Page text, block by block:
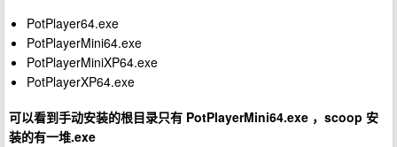
PotPlayer64.exe
PotPlayerMini64.exe
PotPlayerMiniXP64.exe
PotPlayerXP64.exe
可以看到手动安装的根目录只有 PotPlayerMini64.exe ，scoop 安
装的有一堆.exe